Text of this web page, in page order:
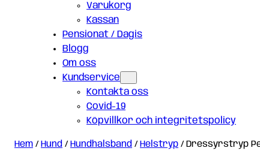
Varukorg
Kassan
Pensionat / Dagis
Blogg
Om oss
Kundservice
Kontakta oss
Covid-19
Köpvillkor och integritetspolicy
Hem / Hund / Hundhalsband / Helstryp / Dressyrstryp